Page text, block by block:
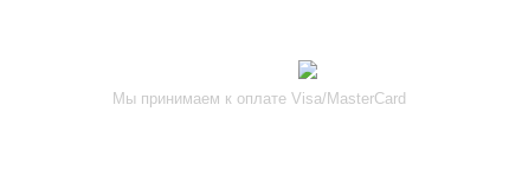
Мы принимаем к оплате Visa/MasterCard